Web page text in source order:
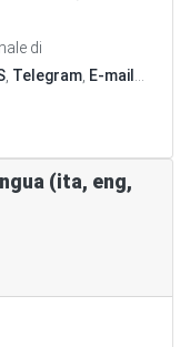
di
Telegram E-mail
(ita, eng,